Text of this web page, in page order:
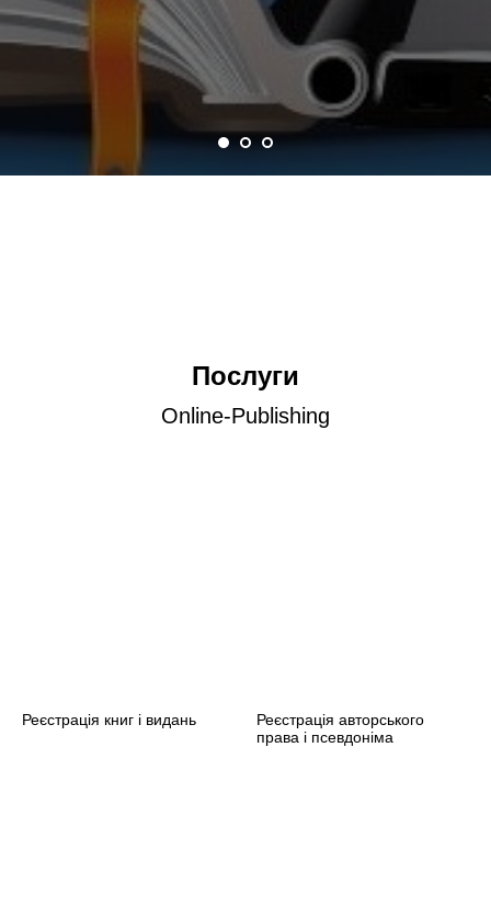
Послуги
Оnline-Publishing
Реєстрація книг і видань
Реєстрація авторського
права і псевдоніма